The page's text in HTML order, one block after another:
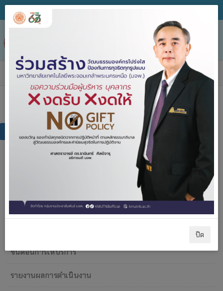
เอกสารเผยแพร่
เอกสารเผยแพร่
คู่มือการปฏิบัติงาน
ขั้นตอนการให้บริการ
รายงานผลการดำเนินงาน
ปิด